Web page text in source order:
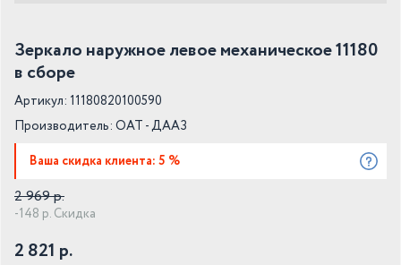
Зеркало наружное левое механическое 11180
в сборе
Артикул: 11180820100590
Производитель: ОАТ - ДААЗ
Ваша скидка клиента: 5 %
2 969 р.
-148 р. Скидка
2 821 р.